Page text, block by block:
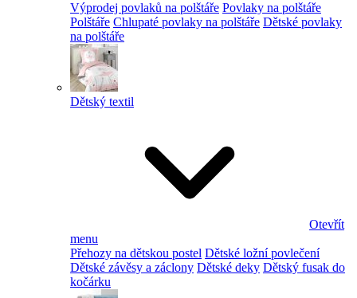
Výprodej povlaků na polštáře Povlaky na polštáře
Polštáře Chlupaté povlaky na polštáře Dětské povlaky
na polštáře
Dětský textil
Otevřít
menu
Přehozy na dětskou postel Dětské ložní povlečení
Dětské závěsy a záclony Dětské deky Dětský fusak do
kočárku